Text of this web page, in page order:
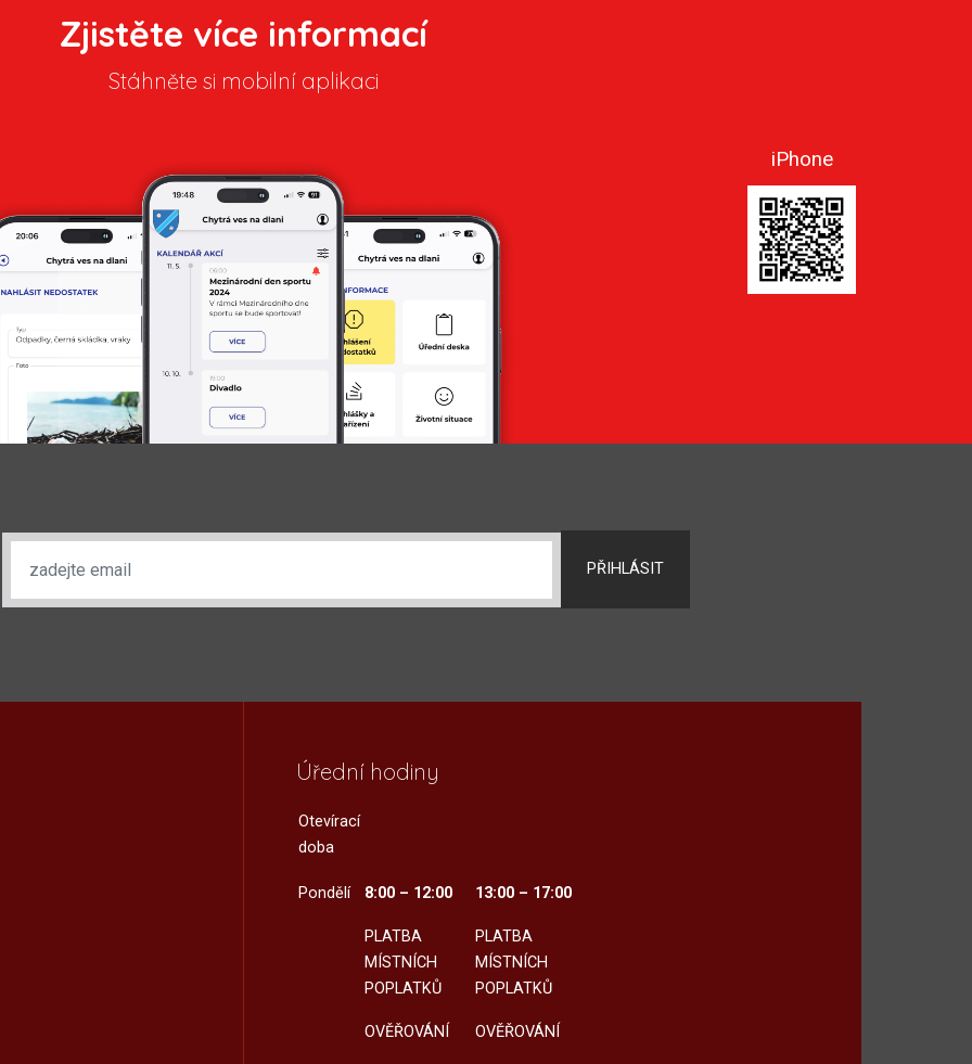
Zjistěte více informací
Stáhněte si mobilní aplikaci
iPhone
PŘIHLÁSIT
Úřední hodiny
Otevírací
doba
Pondělí 8:00 – 12:00
PLATBA
MÍSTNÍCH
POPLATKŮ
OVĚŘOVÁNÍ
13:00 – 17:00
PLATBA
MÍSTNÍCH
POPLATKŮ
OVĚŘOVÁNÍ